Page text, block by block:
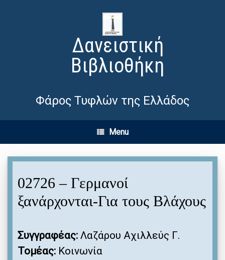
Δανειστική
Βιβλιοθήκη
Φάρος Τυφλών της Ελλάδος
Menu
02726 – Γερμανοί
ξανάρχονται-Για τους Βλάχους
Συγγραφέας: Λαζάρου Αχιλλεύς Γ.
Τομέας: Κοινωνία